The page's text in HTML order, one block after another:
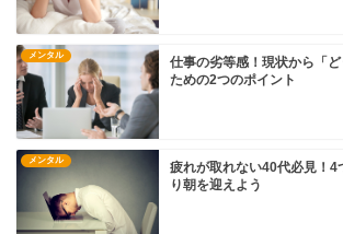
メンタル
仕事の劣等感！現状から「
ための2つのポイント
メンタル
疲れが取れない40代必見！4
り朝を迎えよう